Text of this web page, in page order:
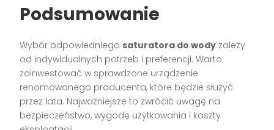
Podsumowanie
Wybór odpowiedniego saturatora do wody zależy
od indywidualnych potrzeb i preferencji. Warto
zainwestować w sprawdzone urządzenie
renomowanego producenta, które będzie służyć
przez lata. Najważniejsze to zwrócić uwagę na
bezpieczeństwo, wygodę użytkowania i koszty